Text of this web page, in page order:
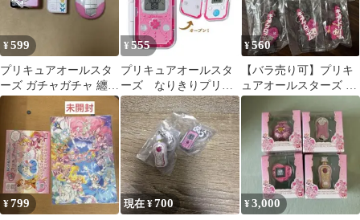
¥599
プリキュアオールスタ
ーズ ガチャガチャ 纏め
売り
¥ 555
プリキュアオールスタ
ーズ なりきりプリキ
ュアDX6 リンクルン
¥560
【バラ売り可】プリキ
ュアオールスターズ ラ
バーマスコット
¥799 現在 ¥700 ¥3,000